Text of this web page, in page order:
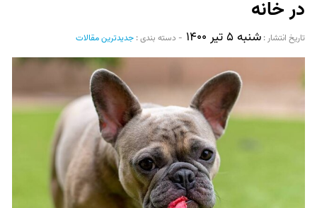
سیر تا پیاز خدمات
World Mag
بازار آنلاین سنجاق
در خانه
تاریخ انتشار :‌ شنبه ۵ تیر ۱۴۰۰ - دسته بندی : جدیدترین مقالات